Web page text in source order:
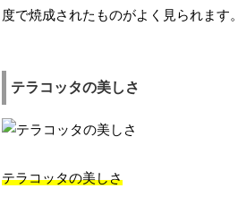
度で焼成されたものがよく見られます。
テラコッタの美しさ
テラコッタの美しさ